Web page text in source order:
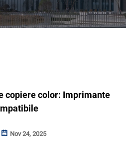
copiere color: Imprimante
Nov 24, 2025